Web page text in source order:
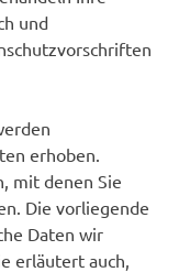
und
erhoben.
mit denen Sie
Die vorliegende
Daten wir
erläutert auch,